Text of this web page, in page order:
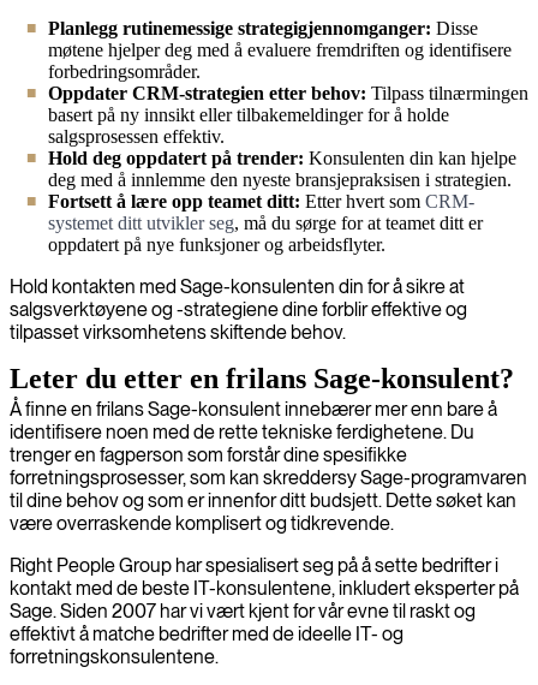
Planlegg rutinemessige strategigjennomganger: Disse
møtene hjelper deg med å evaluere fremdriften og identifisere
forbedringsområder.
Oppdater CRM-strategien etter behov: Tilpass tilnærmingen
basert på ny innsikt eller tilbakemeldinger for å holde
salgsprosessen effektiv.
Hold deg oppdatert på trender: Konsulenten din kan hjelpe
deg med å innlemme den nyeste bransjepraksisen i strategien.
Fortsett å lære opp teamet ditt: Etter hvert som CRM-
systemet ditt utvikler seg, må du sørge for at teamet ditt er
oppdatert på nye funksjoner og arbeidsflyter.
Hold kontakten med Sage-konsulenten din for å sikre at
salgsverktøyene og -strategiene dine forblir effektive og
tilpasset virksomhetens skiftende behov.
Leter du etter en frilans Sage-konsulent?
Å finne en frilans Sage-konsulent innebærer mer enn bare å
identifisere noen med de rette tekniske ferdighetene. Du
trenger en fagperson som forstår dine spesifikke
forretningsprosesser, som kan skreddersy Sage-programvaren
til dine behov og som er innenfor ditt budsjett. Dette søket kan
være overraskende komplisert og tidkrevende.
Right People Group har spesialisert seg på å sette bedrifter i
kontakt med de beste IT-konsulentene, inkludert eksperter på
Sage. Siden 2007 har vi vært kjent for vår evne til raskt og
effektivt å matche bedrifter med de ideelle IT- og
forretningskonsulentene.